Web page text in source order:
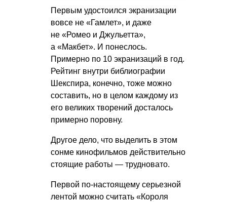
Первым удостоился экранизации
вовсе не «Гамлет», и даже
не «Ромео и Джульетта»,
а «Макбет». И понеслось.
Примерно по 10 экранизаций в год.
Рейтинг внутри библиографии
Шекспира, конечно, тоже можно
составить, но в целом каждому из
его великих творений досталось
примерно поровну.
Другое дело, что выделить в этом
сонме кинофильмов действительно
стоящие работы — трудновато.
Первой по-настоящему серьезной
лентой можно считать «Короля